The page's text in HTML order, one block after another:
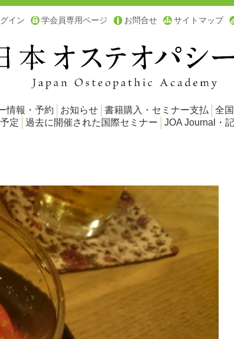
サイトマップ
お問合せ
学会員専用ページ
イン
情報・予約 お知らせ 書籍購入・セミナー支払 全
定 過去に開催された国際セミナー JOA Journal・